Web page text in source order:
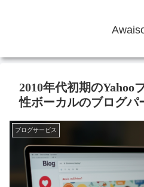
2010年代初期のYahoo
性ボーカルのブログパ
ブログサービス